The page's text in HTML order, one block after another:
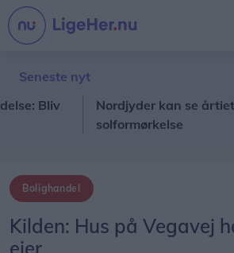
Seneste nyt
Bliv
Nordjyder kan se årtiets
solformørkelse
Bolighandel
Kilden: Hus på Vegavej
ejer